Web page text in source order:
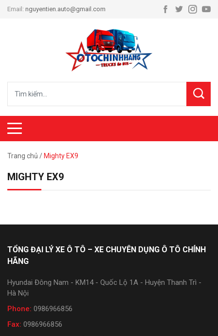
Email: nguyentien.auto@gmail.com
Trang chủ / Mighty EX9
MIGHTY EX9
TỔNG ĐẠI LÝ XE Ô TÔ – XE CHUYÊN DỤNG Ô TÔ CHÍNH
HÃNG
Hyundai Đông Nam - KM14 - Quốc Lộ 1A - Huyện Thanh Trì -
Hà Nội
Phone: 0986966856
Fax: 0986966856